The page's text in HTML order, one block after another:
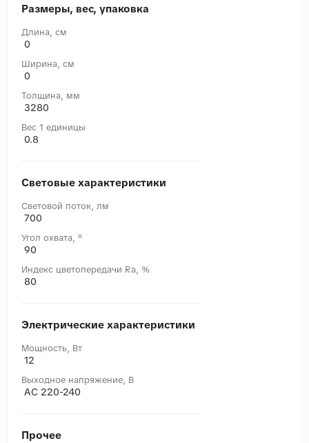
Размеры, вес, упаковка
Длина, cм
0
Ширина, cм
0
Толщина, мм
3280
Вес 1 единицы
0.8
Световые характеристики
Световой поток, лм
700
Угол охвата, °
90
Индекс цветопередачи Ra, %
80
Электрические характеристики
Мощность, Вт
12
Выходное напряжение, В
AC 220-240
Прочее